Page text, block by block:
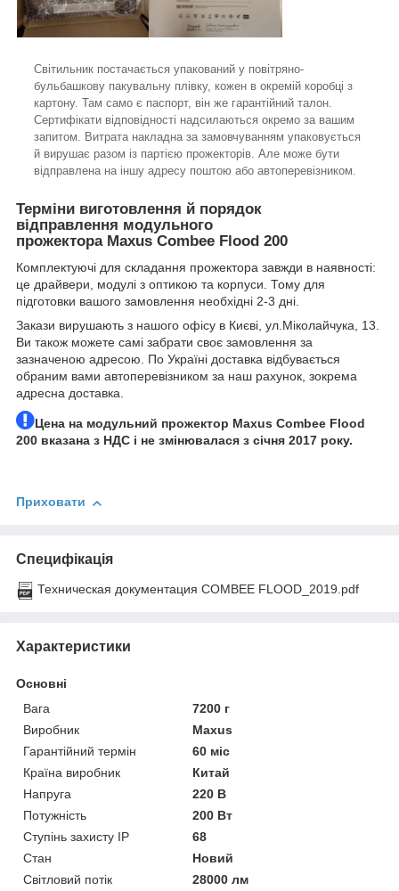
Світильник постачається упакований у повітряно-
бульбашкову пакувальну плівку, кожен в окремій коробці з
картону. Там само є паспорт, він же гарантійний талон.
Сертифікати відповідності надсилаються окремо за вашим
запитом. Витрата накладна за замовчуванням упаковується
й вирушає разом із партією прожекторів. Але може бути
відправлена на іншу адресу поштою або автоперевізником.
Терміни виготовлення й порядок
відправлення модульного
прожектора Maxus Combee Flood 200
Комплектуючі для складання прожектора завжди в наявності:
це драйвери, модулі з оптикою та корпуси. Тому для
підготовки вашого замовлення необхідні 2-3 дні.
Закази вирушають з нашого офісу в Києві, ул.Міколайчука, 13.
Ви також можете самі забрати своє замовлення за
зазначеною адресою. По Україні доставка відбувається
обраним вами автоперевізником за наш рахунок, зокрема
адресна доставка.
Цена на модульний прожектор Maxus Combee Flood
200 вказана з НДС і не змінювалася з січня 2017 року.
Приховати
Специфікація
Техническая документация COMBEE FLOOD_2019.pdf
Характеристики
Основні
Вага
7200 г
Виробник
Maxus
Гарантійний термін
60 міс
Країна виробник
Китай
Напруга
220 В
Потужність
200 Вт
Ступінь захисту IP
68
Стан
Новий
Світловий потік
28000 лм